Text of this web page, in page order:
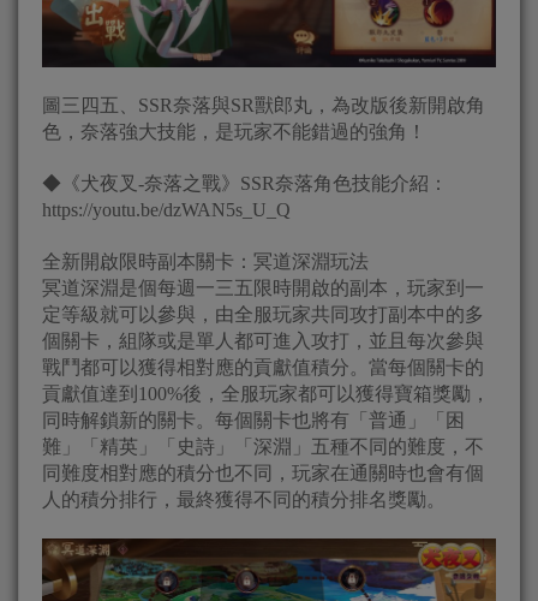
圖三四五、SSR奈落與SR獸郎丸，為改版後新開啟角
色，奈落強大技能，是玩家不能錯過的強角！
◆《犬夜叉-奈落之戰》SSR奈落角色技能介紹：
https://youtu.be/dzWAN5s_U_Q
全新開啟限時副本關卡：冥道深淵玩法
冥道深淵是個每週一三五限時開啟的副本，玩家到一
定等級就可以參與，由全服玩家共同攻打副本中的多
個關卡，組隊或是單人都可進入攻打，並且每次參與
戰鬥都可以獲得相對應的貢獻值積分。當每個關卡的
貢獻值達到100%後，全服玩家都可以獲得寶箱獎勵，
同時解鎖新的關卡。每個關卡也將有「普通」「困
難」「精英」「史詩」「深淵」五種不同的難度，不
同難度相對應的積分也不同，玩家在通關時也會有個
人的積分排行，最終獲得不同的積分排名獎勵。